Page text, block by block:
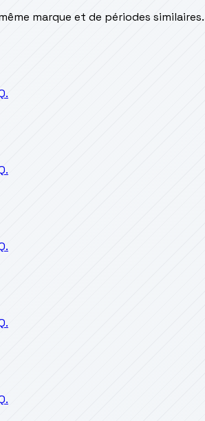
marque et de périodes similaires.